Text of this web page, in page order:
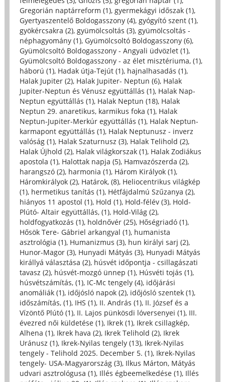
Gregorián naptárreform (1), gyermekágyi időszak (1),
Gyertyaszentelő Boldogasszony (4), gyógyító szent (1),
gyökércsakra (2), gyümölcsoltás (3), gyümölcsoltás -
néphagyomány (1), Gyümölcsoltó Boldogasszony (6),
Gyümölcsoltó Boldogasszony - Angyali üdvözlet (1),
Gyümölcsoltó Boldogasszony - az élet misztériuma, (1),
háború (1), Hadak útja-Tejút (1), hajnalhasadás (1),
Halak Jupiter (2), Halak Jupiter- Neptun (6), Halak
Jupiter-Neptun és Vénusz együttállás (1), Halak Nap-
Neptun együttállás (1), Halak Neptun (18), Halak
Neptun 29. anaretikus, karmikus foka (1), Halak
Neptun-Jupiter-Merkúr együttállás (1), Halak Neptun-
karmapont együttállás (1), Halak Neptunusz - inverz
valóság (1), Halak Szaturnusz (3), Halak Telihold (2),
Halak Újhold (2), Halak világkorszak (1), Halak Zodiákus
apostola (1), Halottak napja (5), Hamvazószerda (2),
harangszó (2), harmonia (1), Három Királyok (1),
Háromkirályok (2), Határok, (8), Heliocentrikus világkép
(1), hermetikus tanítás (1), Hétfájdalmú Szűzanya (2),
hiányos 11 apostol (1), Hold (1), Hold-félév (3), Hold-
Plútó- Altair együttállás, (1), Hold-Világ (2),
holdfogyatkozás (1), holdnővér (25), Hőségriadó (1),
Hősök Tere- Gábriel arkangyal (1), humanista
asztrológia (1), Humanizmus (3), hun királyi sarj (2),
Hunor-Magor (3), Hunyadi Mátyás (3), Hunyadi Mátyás
királlyá választása (2), húsvét időpontja - csillagászati
tavasz (2), húsvét-mozgó ünnep (1), Húsvéti tojás (1),
húsvétszámítás, (1), IC-Mc tengely (4), időjárási
anomáliák (1), időjósló napok (2), időjósló szentek (1),
időszámítás, (1), IHS (1), II. András (1), II. József és a
Vízöntő Plútó (1), II. Lajos pünkösdi lóversenyei (1), III.
évezred női küldetése (1), Ikrek (1), Ikrek csillagkép,
Alhena (1), Ikrek hava (2), Ikrek Telihold (2), Ikrek
Uránusz (1), Ikrek-Nyilas tengely (13), Ikrek-Nyilas
tengely - Telihold 2025. December 5. (1), Ikrek-Nyilas
tengely- USA-Magyarország (3), Ilkus Márton, Mátyás
udvari asztrológusa (1), Illés égbeemelkedése (1), Illés